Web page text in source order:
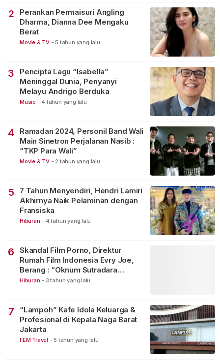
2
Perankan Permaisuri Angling
Dharma, Dianna Dee Mengaku
Berat
Movie & TV - 5 tahun yang lalu
3
Pencipta Lagu “Isabella”
Meninggal Dunia, Penyanyi
Melayu Andrigo Berduka
Music - 4 tahun yang lalu
4
Ramadan 2024, Personil Band Wali
Main Sinetron Perjalanan Nasib :
“TKP Para Wali”
Movie & TV - 2 tahun yang lalu
5
7 Tahun Menyendiri, Hendri Lamiri
Akhirnya Naik Pelaminan dengan
Fransiska
Hiburan - 4 tahun yang lalu
6
Skandal Film Porno, Direktur
Rumah Film Indonesia Evry Joe,
Berang : “Oknum Sutradara
Merusak Perfilman Indonesia”!
Hiburan - 3 tahun yang lalu
7
“Lampoh” Kafe Idola Keluarga &
Profesional di Kepala Naga Barat
Jakarta
FEM Travel - 5 tahun yang lalu